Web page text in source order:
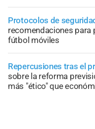
Protocolos de
recomendaciones para
fútbol móviles
Repercusiones tras el
sobre la reforma
más "ético" que